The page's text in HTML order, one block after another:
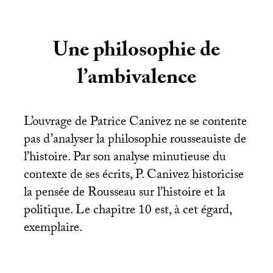
Une philosophie de
l’ambivalence
L’ouvrage de Patrice Canivez ne se contente
pas d’analyser la philosophie rousseauiste de
l’histoire. Par son analyse minutieuse du
contexte de ses écrits, P. Canivez historicise
la pensée de Rousseau sur l’histoire et la
politique. Le chapitre 10 est, à cet égard,
exemplaire.